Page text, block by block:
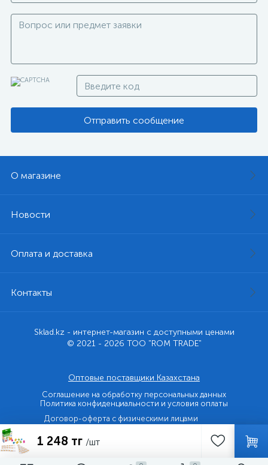
1 248 тг /шт
Отправить сообщение
О магазине
Новости
Оплата и доставка
Контакты
Sklad.kz - интернет-магазин с доступными ценами
© 2021 - 2026 ТОО "ROM TRADE"
Оптовые поставщики Казахстана
Соглашение на обработку персональных данных
Политика конфиденциальности и условия оплаты
Договор-оферта с физическими лицами
Договор-оферта с юридическими лицами и ИП